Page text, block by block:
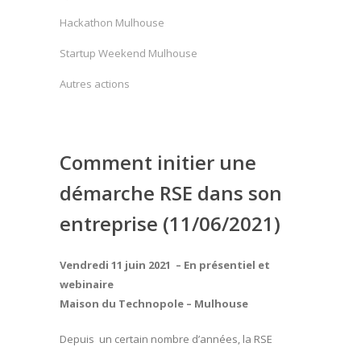
Hackathon Mulhouse
Startup Weekend Mulhouse
Autres actions
Comment initier une
démarche RSE dans son
entreprise (11/06/2021)
Vendredi 11 juin 2021 – En présentiel et
webinaire
Maison du Technopole – Mulhouse
Depuis un certain nombre d’années, la RSE